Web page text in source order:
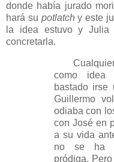
donde había jurado
hará su potlatch y este
la idea estuvo y
concretarla.
como idea
bastado
Guillermo
odiaba con
con José en
a su vida
no se ha
pródiga.